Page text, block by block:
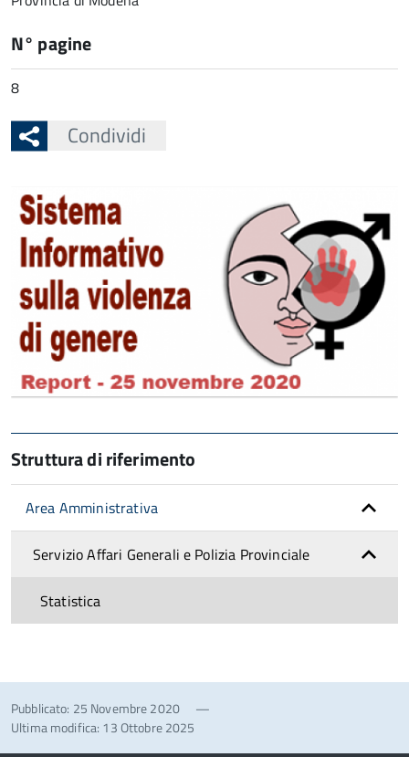
N° pagine
8
Condividi
Struttura di riferimento
Area Amministrativa
Servizio Affari Generali e Polizia Provinciale
Statistica
Pubblicato: 25 Novembre 2020
—
Ultima modifica: 13 Ottobre 2025